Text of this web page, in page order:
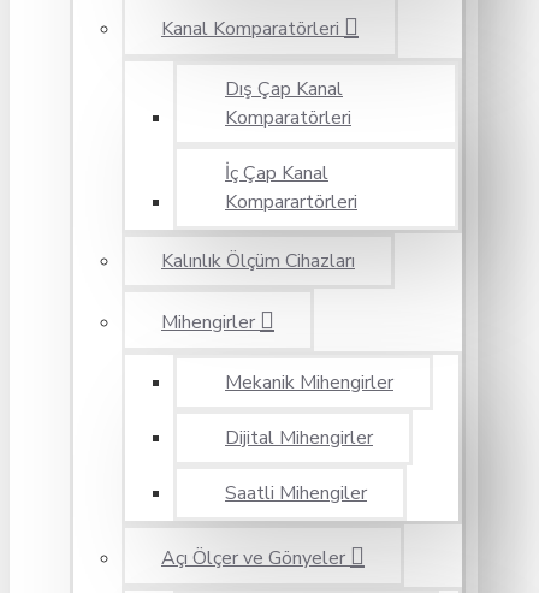
Kanal Komparatörleri
Dış Çap Kanal
Komparatörleri
İç Çap Kanal
Komparartörleri
Kalınlık Ölçüm Cihazları
Mihengirler
Mekanik Mihengirler
Dijital Mihengirler
Saatli Mihengiler
Açı Ölçer ve Gönyeler